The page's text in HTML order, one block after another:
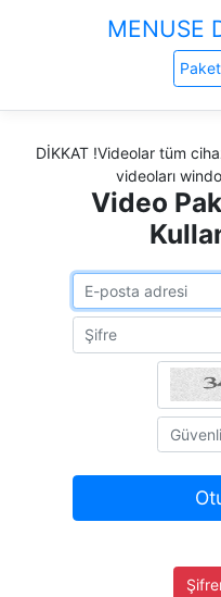
MENUSE
DİKKAT !Videolar tüm
videoları
Video